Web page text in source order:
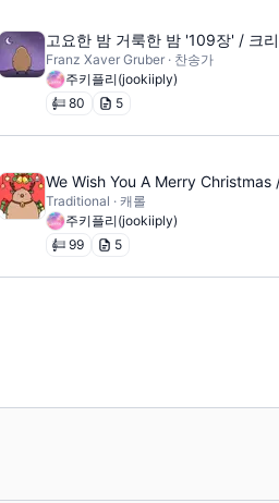
고요한 밤 거룩한 밤 '109장' / 크
Franz Xaver Gruber · 찬송가
주키플리(jookiiply)
80 5
We Wish You A Merry Christmas
Traditional · 캐롤
주키플리(jookiiply)
99 5